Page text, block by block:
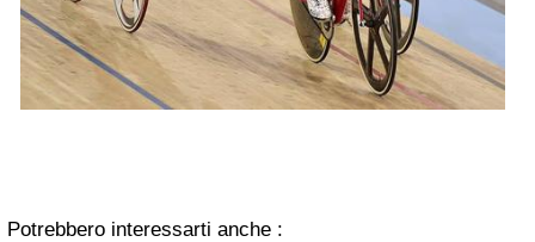
Potrebbero interessarti anche :